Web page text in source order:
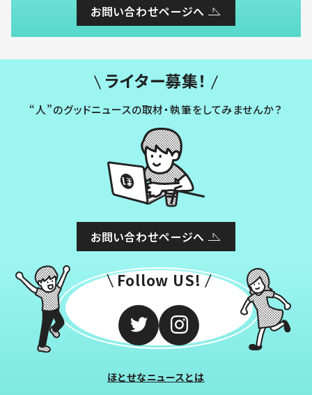
お問い合わせページへ
ライター募集！
“人”のグッドニュースの取材・執筆をしてみませんか？
お問い合わせページへ
Follow US!
ほとせなニュースとは